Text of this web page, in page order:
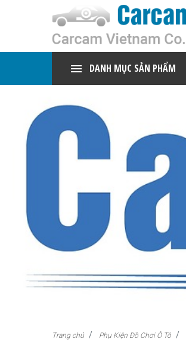
DANH MỤC SẢN PHẨM
Trang chủ Phụ Kiện Đồ Chơi Ô Tô